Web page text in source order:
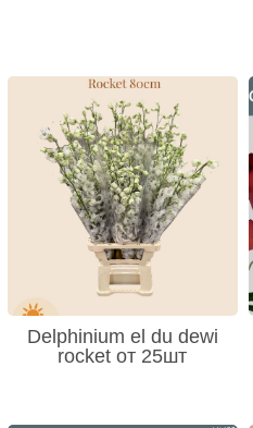
Delphinium el du dewi
rocket от 25шт